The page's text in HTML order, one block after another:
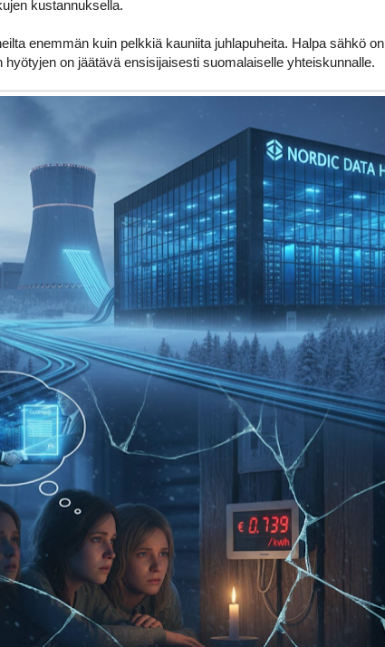
kustannuksella.
enemmän kuin pelkkiä kauniita juhlapuheita. Halpa sähkö on
on jäätävä ensisijaisesti suomalaiselle yhteiskunnalle.